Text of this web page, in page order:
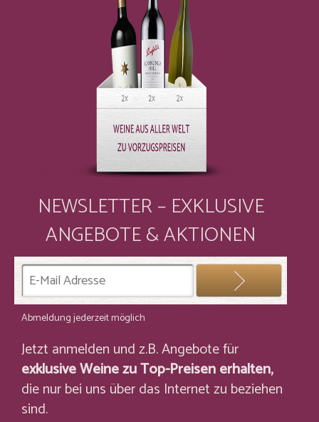
NEWSLETTER – EXKLUSIVE
ANGEBOTE & AKTIONEN
Abmeldung jederzeit möglich
Jetzt anmelden und z.B. Angebote für
exklusive Weine zu Top-Preisen erhalten,
die nur bei uns über das Internet zu beziehen
sind.